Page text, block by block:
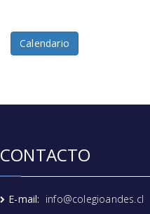
Calendario
CONTACTO
E-mail: info@colegioandes.cl